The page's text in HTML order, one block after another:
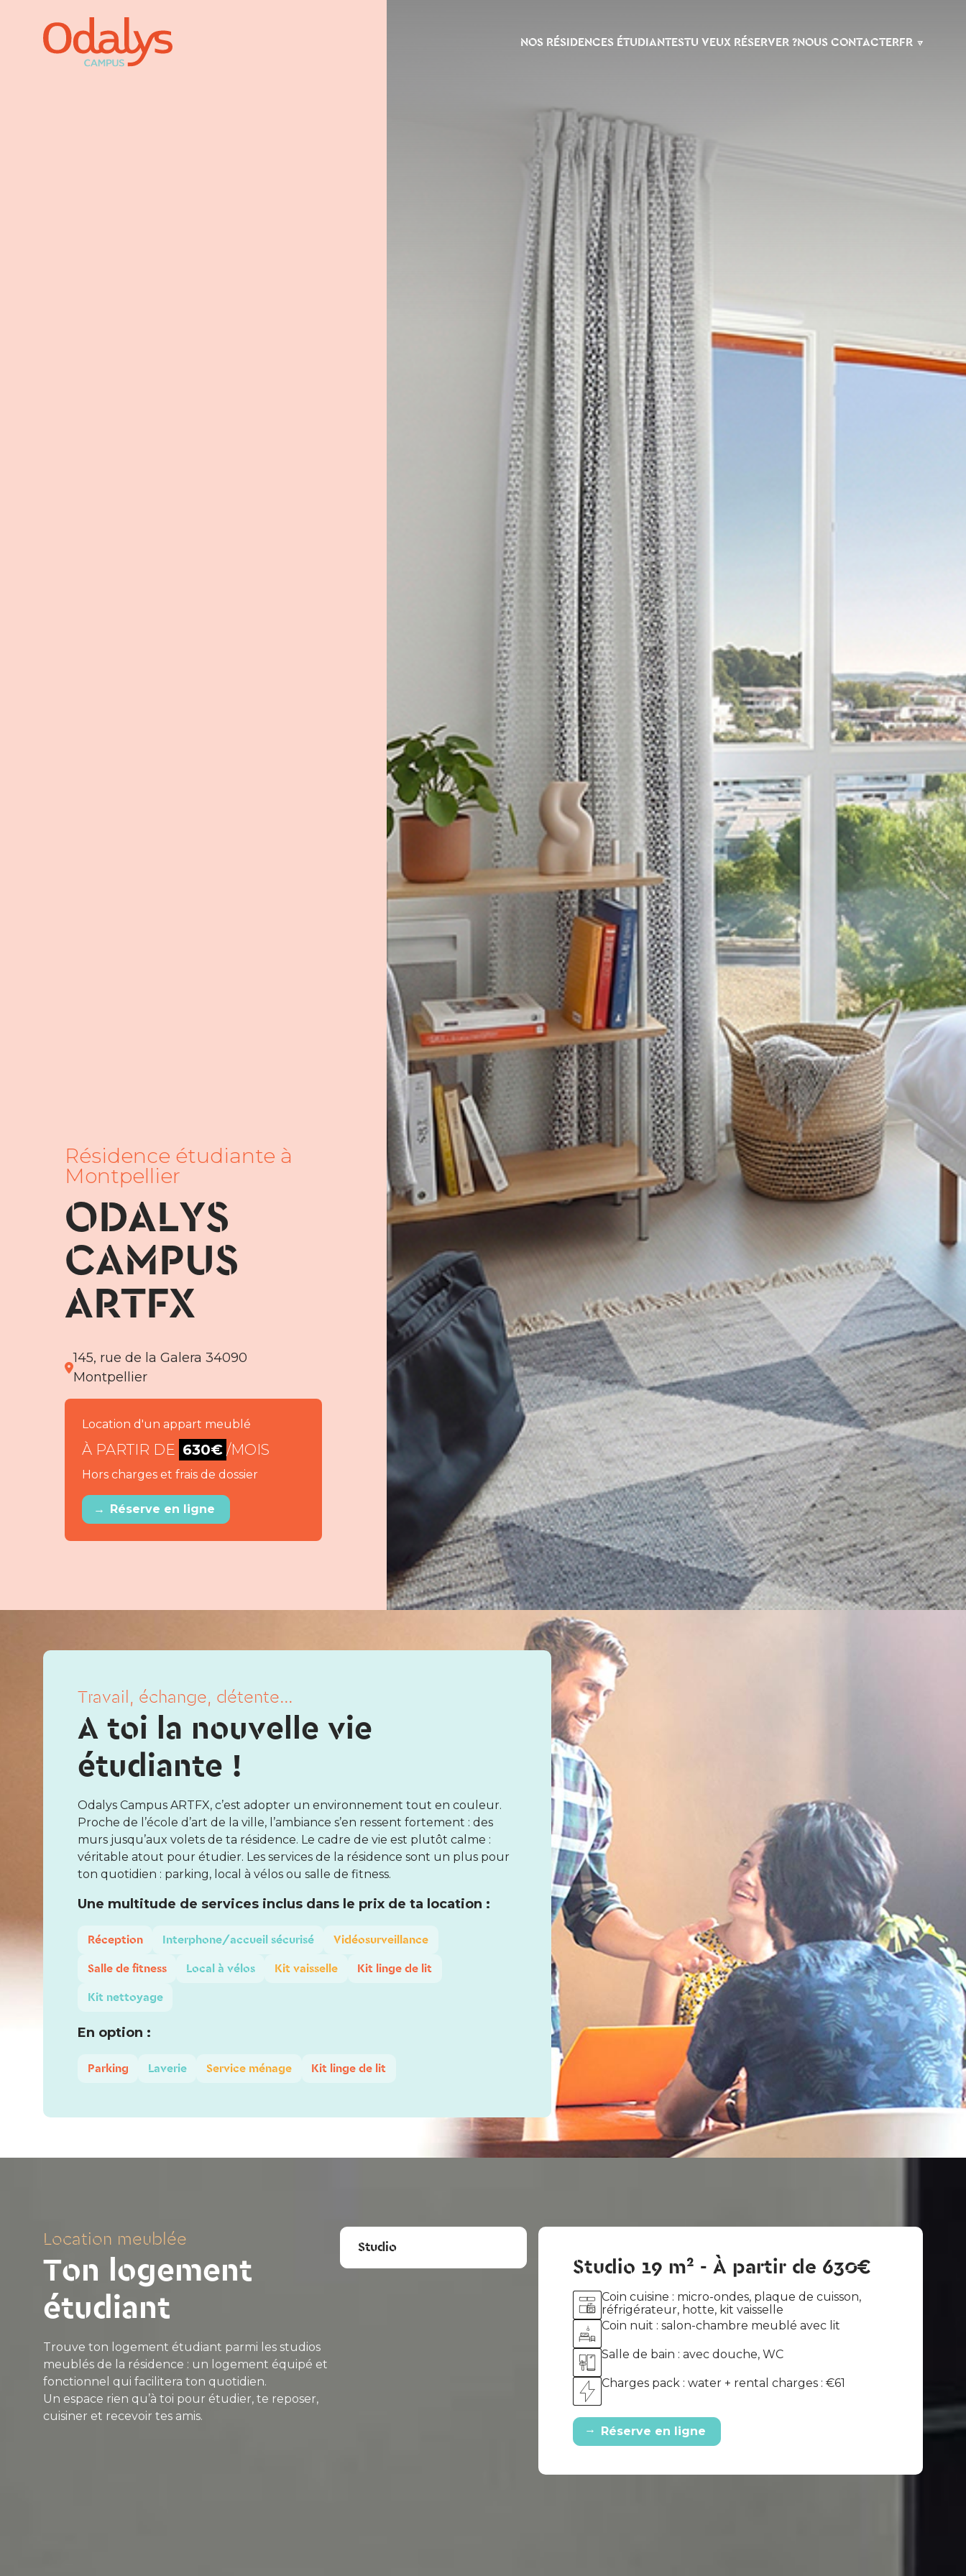
NOS RÉSIDENCES ÉTUDIANTESTU VEUX RÉSERVER ?NOUS CONTACTERFR
Résidence étudiante à
Montpellier
ODALYS
CAMPUS
ARTFX
145, rue de la Galera 34090
Montpellier
Location d'un appart meublé
À PARTIR DE 630€ /MOIS
Hors charges et frais de dossier
→ Réserve en ligne
Travail, échange, détente...
A toi la nouvelle vie
étudiante !
Odalys Campus ARTFX, c’est adopter un environnement tout en couleur.
Proche de l’école d’art de la ville, l’ambiance s’en ressent fortement : des
murs jusqu’aux volets de ta résidence. Le cadre de vie est plutôt calme :
véritable atout pour étudier. Les services de la résidence sont un plus pour
ton quotidien : parking, local à vélos ou salle de fitness.
Une multitude de services inclus dans le prix de ta location :
Réception Interphone/accueil sécurisé
Vidéosurveillance
Salle de fitness
Local à vélos Kit vaisselle
Kit linge de lit
Kit nettoyage
En option :
Parking Laverie Service ménage Kit linge de lit
Location meublée
Ton logement
étudiant
Trouve ton logement étudiant parmi les studios
meublés de la résidence : un logement équipé et
fonctionnel qui facilitera ton quotidien.
Un espace rien qu’à toi pour étudier, te reposer,
cuisiner et recevoir tes amis.
Studio
Studio 19 m² - À partir de 630€
Coin cuisine : micro-ondes, plaque de cuisson,
réfrigérateur, hotte, kit vaisselle
Coin nuit : salon-chambre meublé avec lit
Salle de bain : avec douche, WC
Charges pack : water + rental charges : €61
→ Réserve en ligne